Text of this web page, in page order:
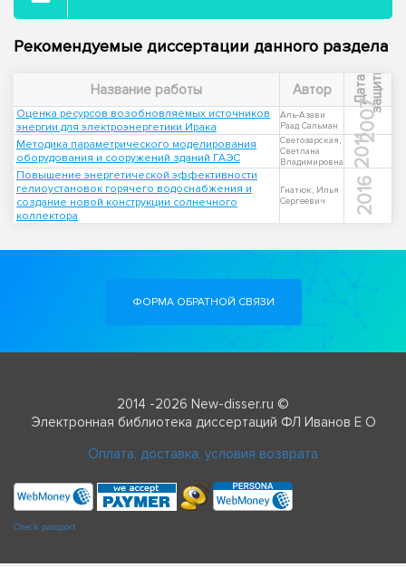
Рекомендуемые диссертации данного раздела
Название работы Автор Д
а
т
а
з
а
щ
и
ты
Оценка ресурсов возобновляемых источников
энергии для электроэнергетики Ирака
Аль-Азави
Раад Сальман
2007
Методика параметрического моделирования
оборудования и сооружений зданий ГАЭС
Светозарская,
Светлана
Владимировна
2011
Повышение энергетической эффективности
гелиоустановок горячего водоснабжения и
создание новой конструкции солнечного
коллектора
Гнатюк, Илья
Сергеевич
2016
ФОРМА ОБРАТНОЙ СВЯЗИ
2014 -2026 New-disser.ru ©
Электронная библиотека диссертаций ФЛ Иванов Е О
Оплата, доставка, условия возврата
Check passport